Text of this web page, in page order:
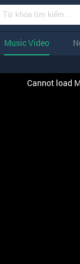
Music Video
Cannot load